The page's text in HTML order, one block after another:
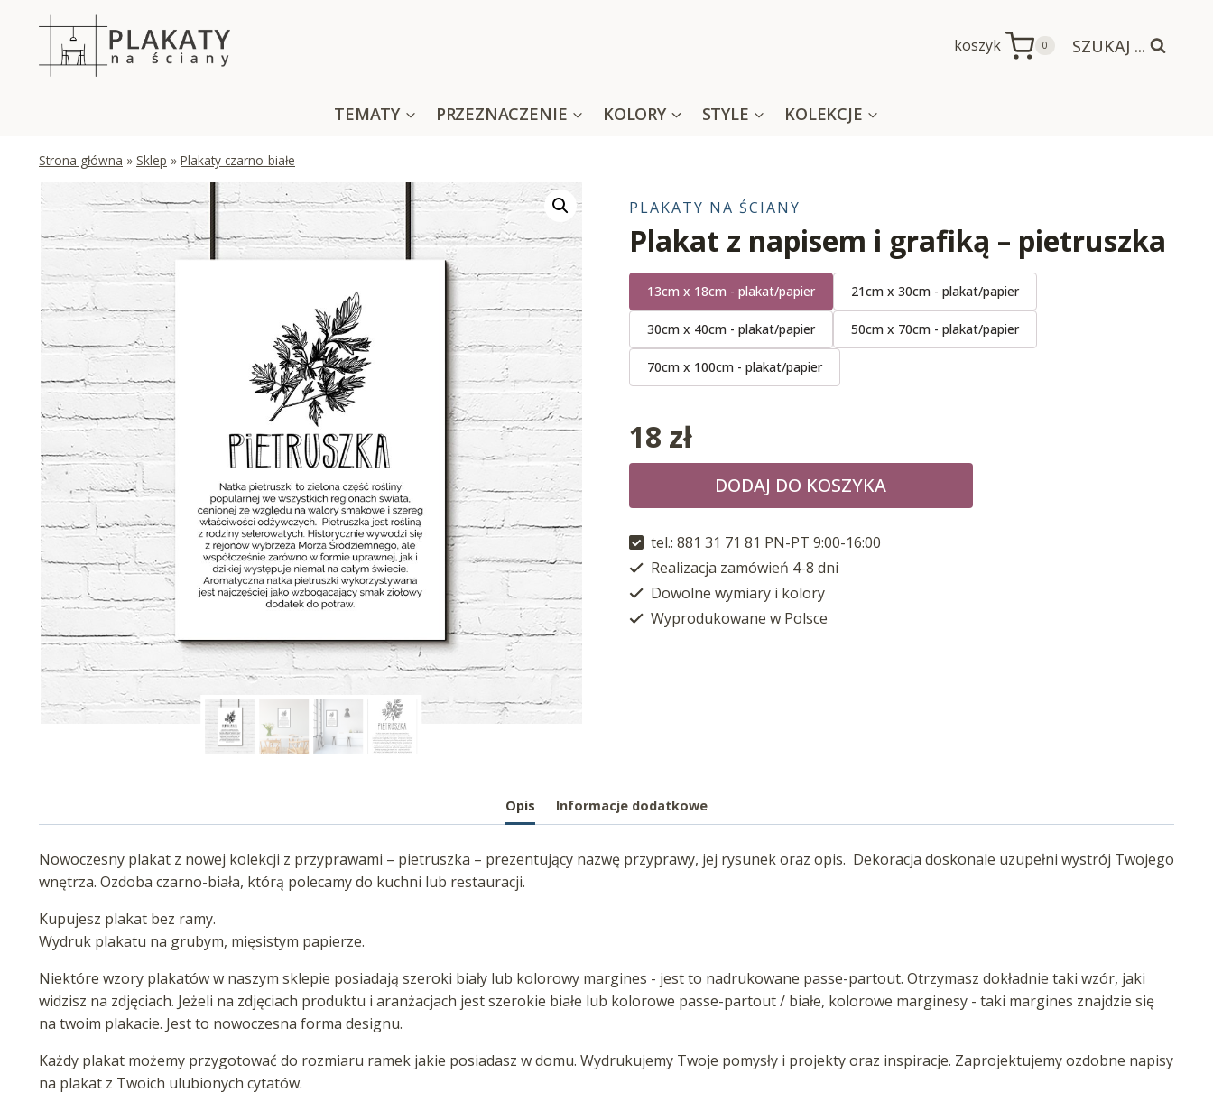
koszyk 0 SZUKAJ ...
TEMATY PRZEZNACZENIE KOLORY STYLE KOLEKCJE
Strona główna » Sklep » Plakaty czarno-białe
PLAKATY NA ŚCIANY
Plakat z napisem i grafiką – pietruszka
13cm x 18cm - plakat/papier 21cm x 30cm - plakat/papier
30cm x 40cm - plakat/papier 50cm x 70cm - plakat/papier
70cm x 100cm - plakat/papier
18 zł
DODAJ DO KOSZYKA
tel.: 881 31 71 81 PN-PT 9:00-16:00
Realizacja zamówień 4-8 dni
Dowolne wymiary i kolory
Wyprodukowane w Polsce
Opis Informacje dodatkowe
Nowoczesny plakat z nowej kolekcji z przyprawami – pietruszka – prezentujący nazwę przyprawy, jej rysunek oraz opis. Dekoracja doskonale uzupełni wystrój Twojego
wnętrza. Ozdoba czarno-biała, którą polecamy do kuchni lub restauracji.
Kupujesz plakat bez ramy.
Wydruk plakatu na grubym, mięsistym papierze.
Niektóre wzory plakatów w naszym sklepie posiadają szeroki biały lub kolorowy margines - jest to nadrukowane passe-partout. Otrzymasz dokładnie taki wzór, jaki
widzisz na zdjęciach. Jeżeli na zdjęciach produktu i aranżacjach jest szerokie białe lub kolorowe passe-partout / białe, kolorowe marginesy - taki margines znajdzie się
na twoim plakacie. Jest to nowoczesna forma designu.
Każdy plakat możemy przygotować do rozmiaru ramek jakie posiadasz w domu. Wydrukujemy Twoje pomysły i projekty oraz inspiracje. Zaprojektujemy ozdobne napisy
na plakat z Twoich ulubionych cytatów.